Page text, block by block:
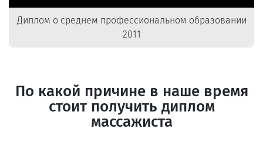
Диплом о среднем профессиональном образовании
2011
По какой причине в наше время
стоит получить диплом
массажиста